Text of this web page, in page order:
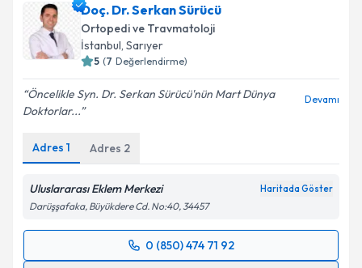
Op. Dr. Ahmet Keskiniçin randevu takvimi talebi
oluşturun. Size bu uzmandan randevu almanız için bir
takvim hazırlandığında e-posta ile bilgilendireceğiz.
Kişisel verilerimin işlenmesine ilişkin
Metni'ni okudum ve kişisel verilerimin belirtilen
kapsamda işlenmesini kabul ediyorum.
Takvim Talebini Gönder
Doç. Dr. Serkan Sürücü
Ortopedi ve Travmatoloji
İstanbul, Sarıyer
5 (7 Değerlendirme)
Öncelikle Syn. Dr. Serkan Sürücü'nün Mart Dünya
Doktorlar...
Devamı
Adres 1 Adres 2
Uluslararası Eklem Merkezi Haritada Göster
Darüşşafaka, Büyükdere Cd. No:40, 34457
0 (850) 474 71 92
Randevu Takvimi Talebi